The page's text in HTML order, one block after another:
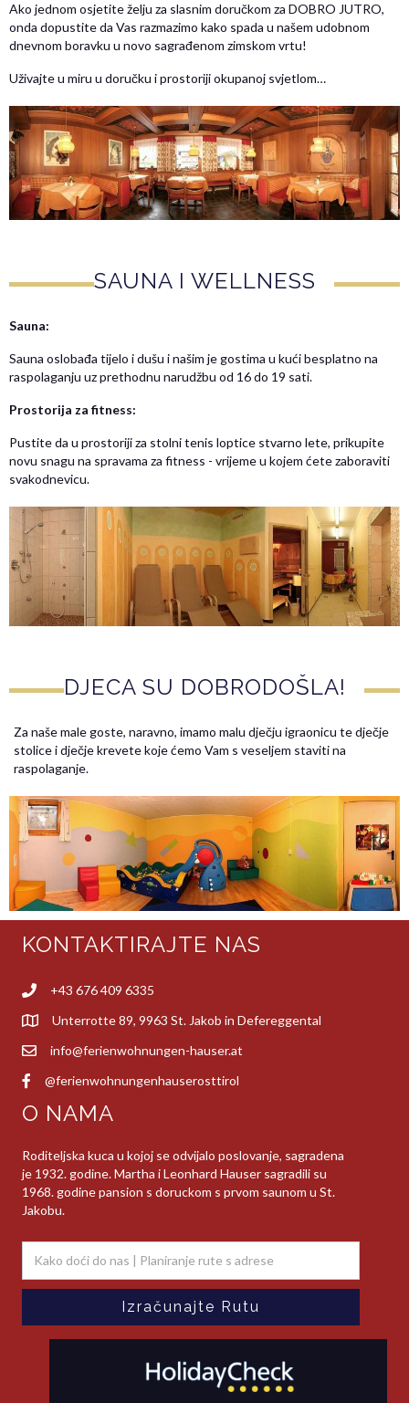
Ako jednom osjetite želju za slasnim doručkom za DOBRO JUTRO,
onda dopustite da Vas razmazimo kako spada u našem udobnom
dnevnom boravku u novo sagrađenom zimskom vrtu!
Uživajte u miru u doručku i prostoriji okupanoj svjetlom…
SAUNA I WELLNESS
Sauna:
Sauna oslobađa tijelo i dušu i našim je gostima u kući besplatno na
raspolaganju uz prethodnu narudžbu od 16 do 19 sati.
Prostorija za fitness:
Pustite da u prostoriji za stolni tenis loptice stvarno lete, prikupite
novu snagu na spravama za fitness - vrijeme u kojem ćete zaboraviti
svakodnevicu.
DJECA SU DOBRODOŠLA!
Za naše male goste, naravno, imamo malu dječju igraonicu te dječje
stolice i dječje krevete koje ćemo Vam s veseljem staviti na
raspolaganje.
KONTAKTIRAJTE NAS
+43 676 409 6335
Unterrotte 89, 9963 St. Jakob in Defereggental
info@ferienwohnungen-hauser.at
@ferienwohnungenhauserosttirol
O NAMA
Roditeljska kuca u kojoj se odvijalo poslovanje, sagradena
je 1932. godine. Martha i Leonhard Hauser sagradili su
1968. godine pansion s doruckom s prvom saunom u St.
Jakobu.